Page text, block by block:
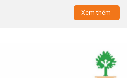
Xem thêm